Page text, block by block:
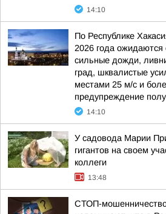
14:10
По Республике
2026 года
сильные дожди,
град, шквалистые
местами 25 м/с и
предупреждение
14:10
У садовода Марии
гигантов на своем
коллеги
13:48
СТОП-